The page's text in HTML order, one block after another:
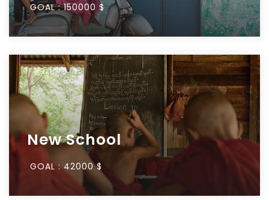
GOAL :150000 $
New School
GOAL :42000 $